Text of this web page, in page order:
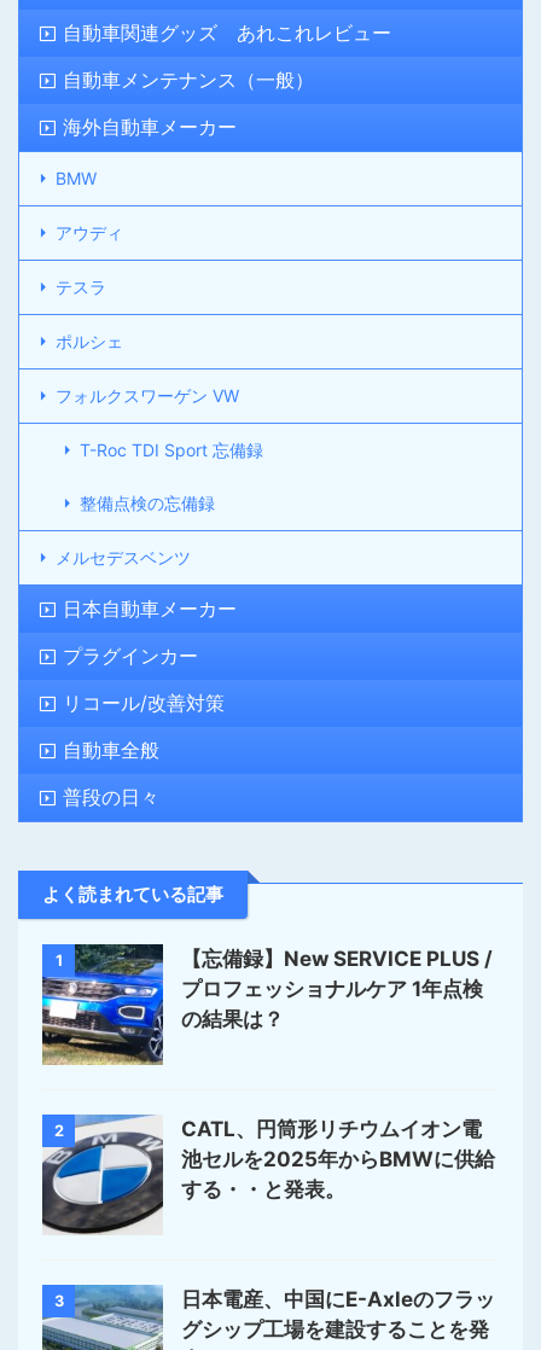
自動車関連グッズ あれこれレビュー
自動車メンテナンス（一般）
海外自動車メーカー
BMW
アウディ
テスラ
ポルシェ
フォルクスワーゲン VW
T-Roc TDI Sport 忘備録
整備点検の忘備録
メルセデスベンツ
日本自動車メーカー
プラグインカー
リコール/改善対策
自動車全般
普段の日々
よく読まれている記事
1
【忘備録】New SERVICE PLUS /
プロフェッショナルケア 1年点検
の結果は？
2
CATL、円筒形リチウムイオン電
池セルを2025年からBMWに供給
する・・と発表。
3
日本電産、中国にE-Axleのフラッ
グシップ工場を建設することを発